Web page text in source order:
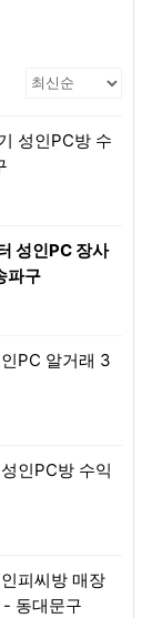
성인PC방 수
성인PC 장사
파구
PC 알거래 3
인PC방 수익
피씨방 매장
동대문구